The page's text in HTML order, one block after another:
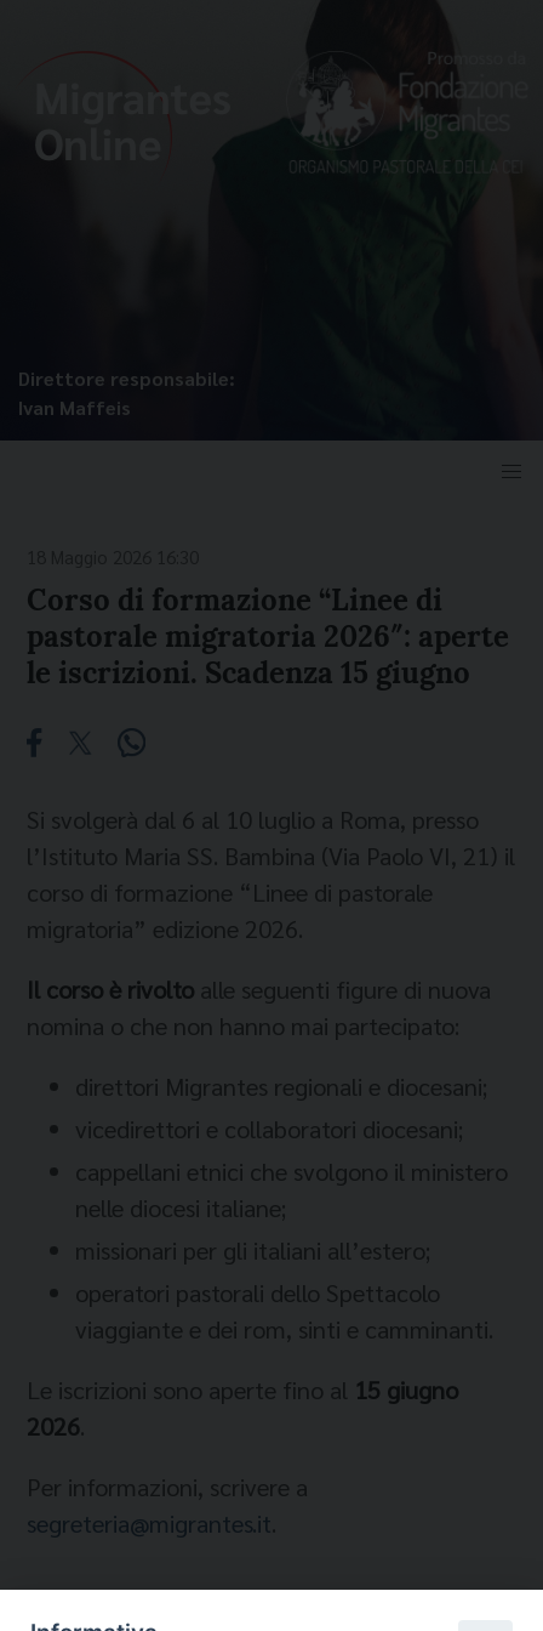
Direttore responsabile:
Ivan Maffeis
Corso di formazione “Linee di
pastorale migratoria 2026″: aperte
le iscrizioni. Scadenza 15 giugno
Si svolgerà dal 6 al 10 luglio a Roma, presso
l’Istituto Maria SS. Bambina (Via Paolo VI, 21) il
corso di formazione “Linee di pastorale
migratoria” edizione 2026.
Il corso è rivolto alle seguenti figure di nuova
nomina o che non hanno mai partecipato:
direttori Migrantes regionali e diocesani;
vicedirettori e collaboratori diocesani;
cappellani etnici che svolgono il ministero
nelle diocesi italiane;
missionari per gli italiani all’estero;
operatori pastorali dello Spettacolo
viaggiante e dei rom, sinti e camminanti.
Le iscrizioni sono aperte fino al 15 giugno
2026.
Per informazioni, scrivere a
segreteria@migrantes.it.